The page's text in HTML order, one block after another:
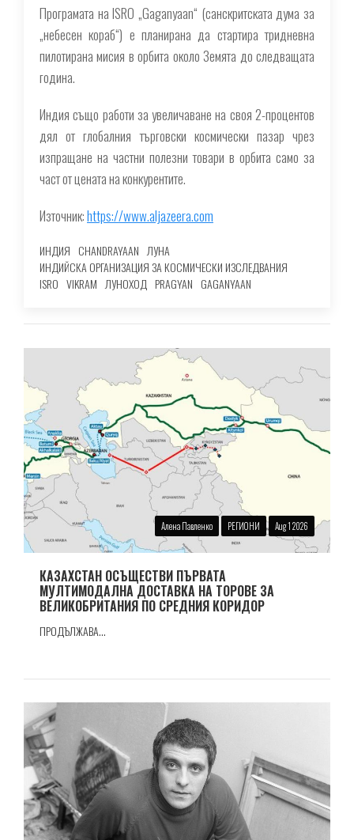
Програмата на ISRO „Gaganyaan“ (санскритската дума за
„небесен кораб“) е планирана да стартира тридневна
пилотирана мисия в орбита около Земята до следващата
година.
Индия също работи за увеличаване на своя 2-процентов
дял от глобалния търговски космически пазар чрез
изпращане на частни полезни товари в орбита само за
част от цената на конкурентите.
Източник:https://www.aljazeera.com
ИНДИЯ CHANDRAYAAN ЛУНА
ИНДИЙСКА ОРГАНИЗАЦИЯ ЗА КОСМИЧЕСКИ ИЗСЛЕДВАНИЯ
ISRO VIKRAM ЛУНОХОД PRAGYAN GAGANYAAN
Алена Павленко РЕГИОНИ Aug 1 2026
КАЗАХСТАН ОСЪЩЕСТВИ ПЪРВАТА
МУЛТИМОДАЛНА ДОСТАВКА НА ТОРОВЕ ЗА
ВЕЛИКОБРИТАНИЯ ПО СРЕДНИЯ КОРИДОР
ПРОДЪЛЖАВА...